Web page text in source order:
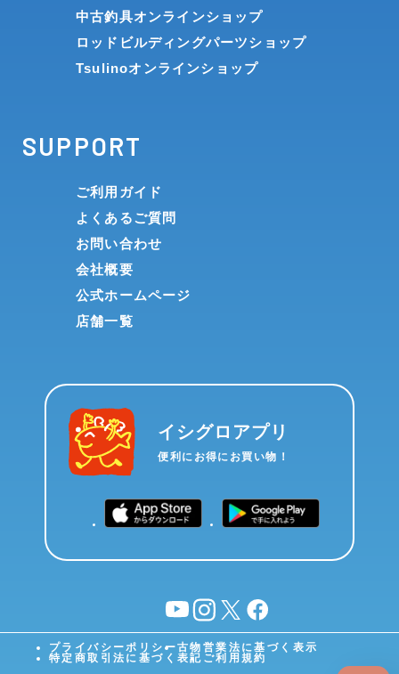
中古釣具オンラインショップ
ロッドビルディングパーツショップ
Tsulinoオンラインショップ
SUPPORT
ご利用ガイド
よくあるご質問
お問い合わせ
会社概要
公式ホームページ
店舗一覧
イシグロアプリ
便利にお得にお買い物！
YouTubeinstagram
X facebook
プライバシーポリシー古物営業法に基づく表示
特定商取引法に基づく表記 ご利用規約